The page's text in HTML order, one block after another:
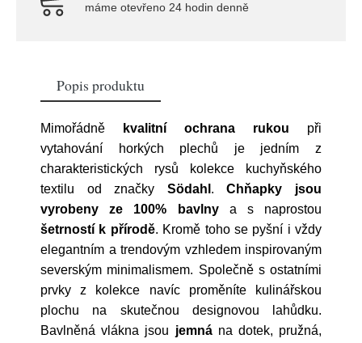
máme otevřeno 24 hodin denně
Popis produktu
Mimořádně kvalitní ochrana rukou při
vytahování horkých plechů je jedním z
charakteristických rysů kolekce kuchyňského
textilu od značky Södahl .Chňapky jsou
vyrobeny ze 100% bavlnya s naprostou
šetrností k přírodě. Kromě toho se pyšní i vždy
elegantním a trendovým vzhledem inspirovaným
severským minimalismem. Společně s ostatními
prvky z kolekce navíc proměníte kulinářskou
plochu na skutečnou designovou lahůdku.
Bavlněná vlákna jsou jemnána dotek, pružná,